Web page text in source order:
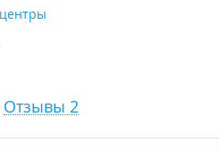
Отзывы 2